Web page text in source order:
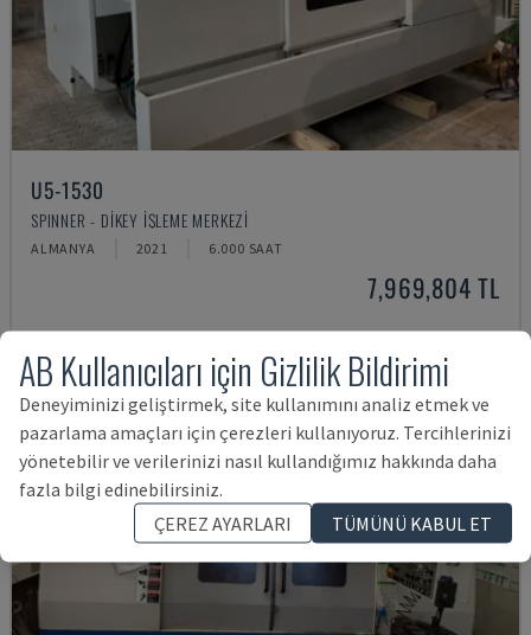
U5-1530
SPINNER - DIKEY İŞLEME MERKEZI
ALMANYA 2021 6.000 SAAT
7,969,804 TL
AB Kullanıcıları için Gizlilik Bildirimi
Deneyiminizi geliştirmek, site kullanımını analiz etmek ve
pazarlama amaçları için çerezleri kullanıyoruz. Tercihlerinizi
yönetebilir ve verilerinizi nasıl kullandığımız hakkında daha
fazla bilgi edinebilirsiniz.
ÇEREZ AYARLARI
TÜMÜNÜ KABUL ET